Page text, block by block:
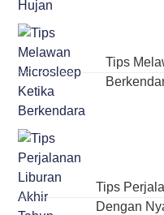
Tips
Tips
Dengan